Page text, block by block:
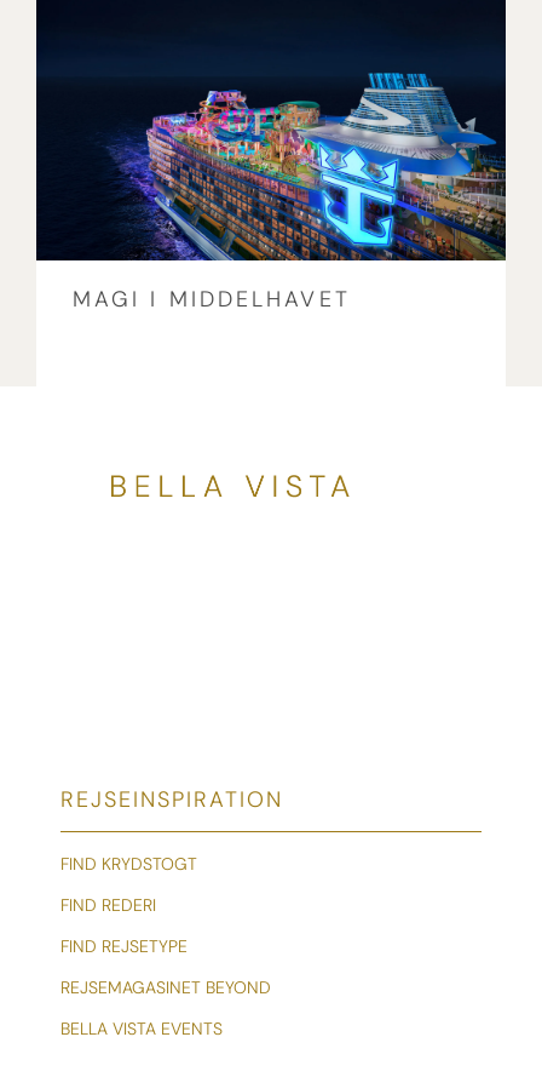
MAGI I MIDDELHAVET
REJSEINSPIRATION
FIND KRYDSTOGT
FIND REDERI
FIND REJSETYPE
REJSEMAGASINET BEYOND
BELLA VISTA EVENTS